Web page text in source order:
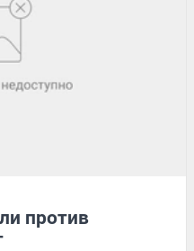
против